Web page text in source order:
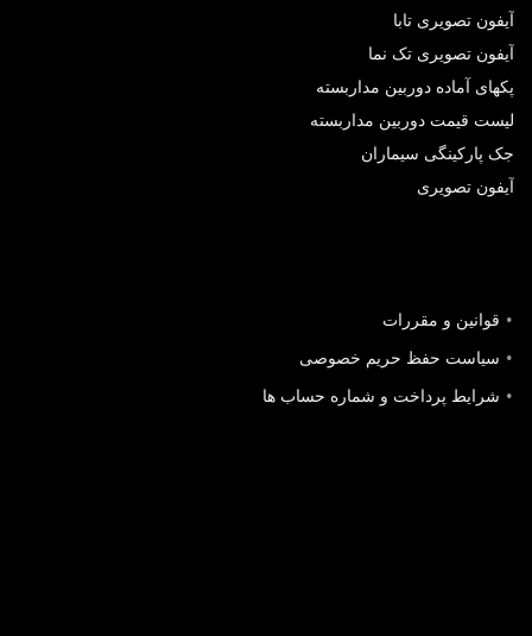
آیفون تصویری تابا
آیفون تصویری تک نما
پکهای آماده دوربین مداربسته
لیست قیمت دوربین مداربسته
جک پارکینگی سیماران
آیفون تصویری
قوانین و مقررات
سیاست حفظ حریم خصوصی
شرایط پرداخت و شماره حساب ها